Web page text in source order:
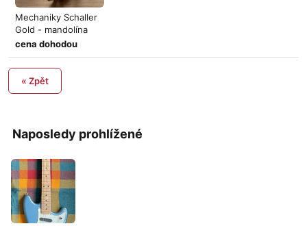
Naposledy prohlížené
Mechaniky Schaller
Gold - mandolína
cena dohodou
« Zpět